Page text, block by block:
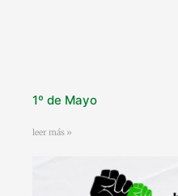
1º de Mayo
leer más »